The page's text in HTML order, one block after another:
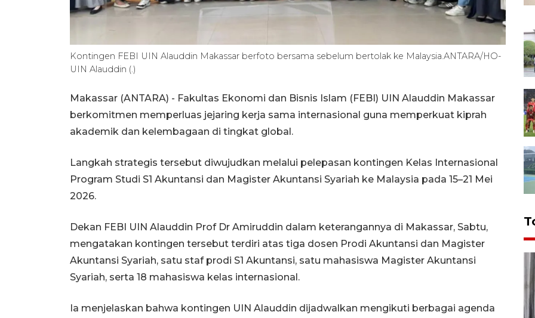
Kontingen FEBI UIN Alauddin Makassar berfoto bersama sebelum bertolak ke Malaysia.ANTARA/HO-
UIN Alauddin (.)
Makassar (ANTARA) - Fakultas Ekonomi dan Bisnis Islam (FEBI) UIN Alauddin Makassar
berkomitmen memperluas jejaring kerja sama internasional guna memperkuat kiprah
akademik dan kelembagaan di tingkat global.
Langkah strategis tersebut diwujudkan melalui pelepasan kontingen Kelas Internasional
Program Studi S1 Akuntansi dan Magister Akuntansi Syariah ke Malaysia pada 15–21 Mei
2026.
Dekan FEBI UIN Alauddin Prof Dr Amiruddin dalam keterangannya di Makassar, Sabtu,
mengatakan kontingen tersebut terdiri atas tiga dosen Prodi Akuntansi dan Magister
Akuntansi Syariah, satu staf prodi S1 Akuntansi, satu mahasiswa Magister Akuntansi
Syariah, serta 18 mahasiswa kelas internasional.
Ia menjelaskan bahwa kontingen UIN Alauddin dijadwalkan mengikuti berbagai agenda